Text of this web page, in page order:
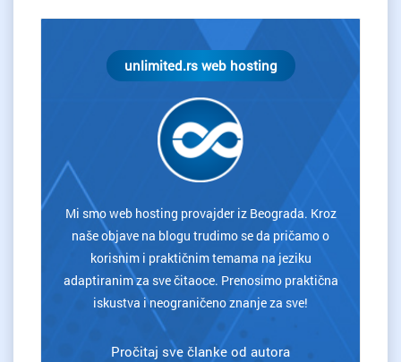
unlimited.rs web hosting
Mi smo web hosting provajder iz Beograda. Kroz
naše objave na blogu trudimo se da pričamo o
korisnim i praktičnim temama na jeziku
adaptiranim za sve čitaoce. Prenosimo praktična
iskustva i neograničeno znanje za sve!
Pročitaj sve članke od autora